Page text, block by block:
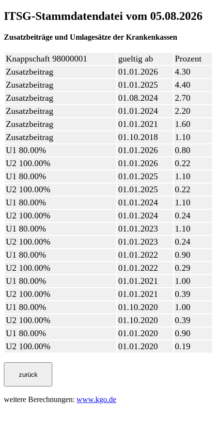
ITSG-Stammdatendatei vom 05.08.2026
Zusatzbeiträge und Umlagesätze der Krankenkassen
Knappschaft 98000001 gueltig ab
Prozent
Zusatzbeitrag
01.01.2026
4.30
Zusatzbeitrag
01.01.2025
4.40
Zusatzbeitrag
01.08.2024
2.70
Zusatzbeitrag
01.01.2024
2.20
Zusatzbeitrag
01.01.2021
1.60
Zusatzbeitrag
01.10.2018
1.10
U1 80.00%
01.01.2026
0.80
U2 100.00%
01.01.2026
0.22
U1 80.00%
01.01.2025
1.10
U2 100.00%
01.01.2025
0.22
U1 80.00%
01.01.2024
1.10
U2 100.00%
01.01.2024
0.24
U1 80.00%
01.01.2023
1.10
U2 100.00%
01.01.2023
0.24
U1 80.00%
01.01.2022
0.90
U2 100.00%
01.01.2022
0.29
U1 80.00%
01.01.2021
1.00
U2 100.00%
01.01.2021
0.39
U1 80.00%
01.10.2020
1.00
U2 100.00%
01.10.2020
0.39
U1 80.00%
01.01.2020
0.90
U2 100.00%
01.01.2020 0.19
weitere Berechnungen: www.kgo.de